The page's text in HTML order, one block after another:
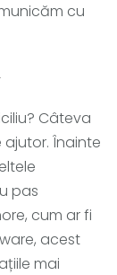
cu
Câteva
ajutor. Înainte
pas
cum ar fi
acest
mai